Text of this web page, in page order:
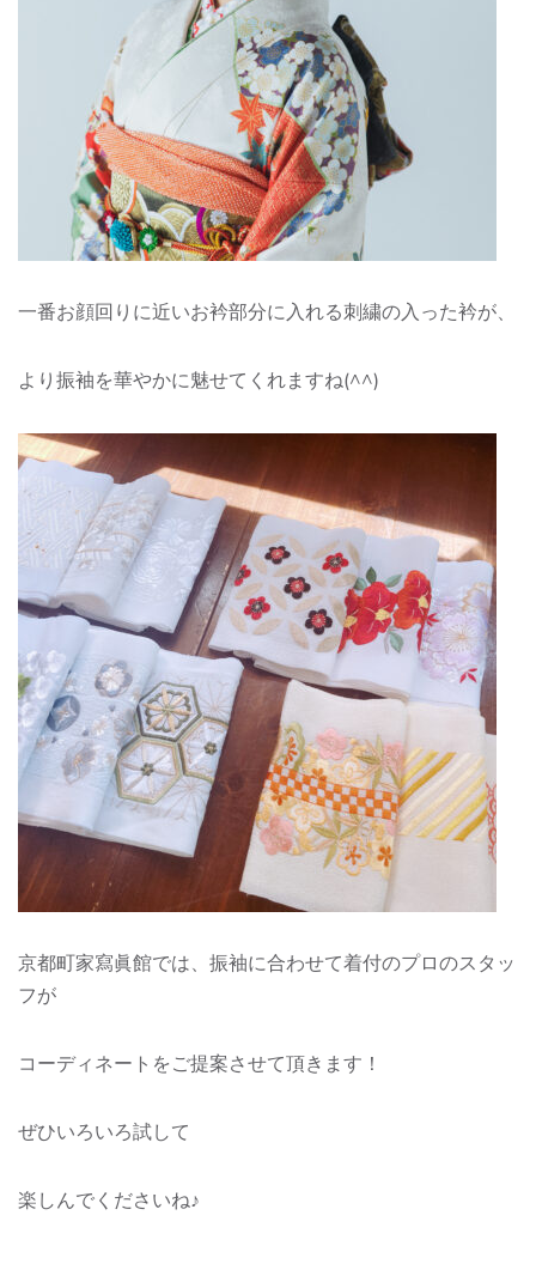
一番お顔回りに近いお衿部分に入れる刺繍の入った衿が、
より振袖を華やかに魅せてくれますね(^^)
京都町家寫眞館では、振袖に合わせて着付のプロのスタッ
フが
コーディネートをご提案させて頂きます！
ぜひいろいろ試して
楽しんでくださいね♪